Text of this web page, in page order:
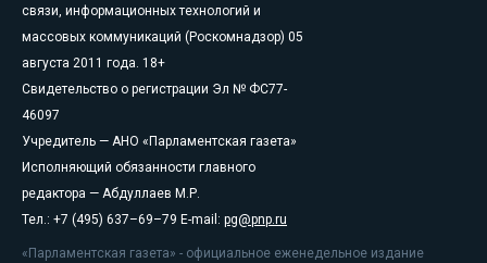
связи, информационных технологий и
массовых коммуникаций (Роскомнадзор) 05
августа 2011 года. 18+
Свидетельство о регистрации Эл № ФС77-
46097
Учредитель — АНО «Парламентская газета»
Исполняющий обязанности главного
редактора — Абдуллаев М.Р.
Тел.: +7 (495) 637–69–79 E-mail: pg@pnp.ru
«Парламентская газета» - официальное еженедельное издание